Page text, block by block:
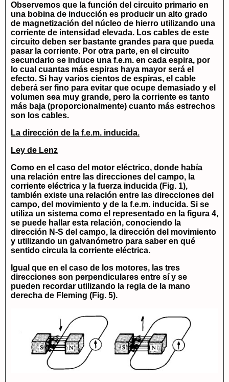
Observemos que la función del circuito primario en
una bobina de inducción es producir un alto grado
de magnetización del núcleo de hierro utilizando una
corriente de intensidad elevada. Los cables de este
circuito deben ser bastante grandes para que pueda
pasar la corriente. Por otra parte, en el circuito
secundario se induce una f.e.m. en cada espira, por
lo cual cuantas más espiras haya mayor será el
efecto. Si hay varios cientos de espiras, el cable
deberá ser fino para evitar que ocupe demasiado y el
volumen sea muy grande, pero la corriente es tanto
más baja (proporcionalmente) cuanto más estrechos
son los cables.
La dirección de la f.e.m. inducida.
Ley de Lenz
Como en el caso del motor eléctrico, donde había
una relación entre las direcciones del campo, la
corriente eléctrica y la fuerza inducida (Fig. 1),
también existe una relación entre las direcciones del
campo, del movimiento y de la f.e.m. inducida. Si se
utiliza un sistema como el representado en la figura 4,
se puede hallar esta relación, conociendo la
dirección N-S del campo, la dirección del movimiento
y utilizando un galvanómetro para saber en qué
sentido circula la corriente eléctrica.
Igual que en el caso de los motores, las tres
direcciones son perpendiculares entre sí y se
pueden recordar utilizando la regla de la mano
derecha de Fleming (Fig. 5).